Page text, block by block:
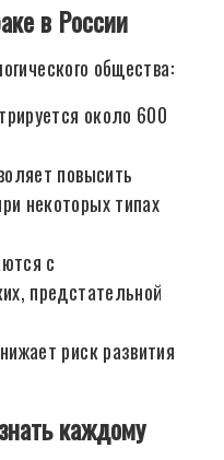
в России
общества:
около 600
повысить
некоторых типах
с
предстательной
риск развития
каждому